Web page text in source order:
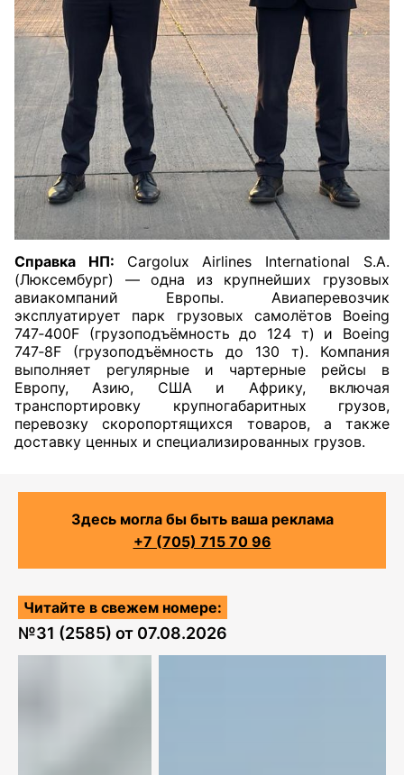
Справка НП: Cargolux Airlines International S.A.
(Люксембург) — одна из крупнейших грузовых
авиакомпаний Европы. Авиаперевозчик
эксплуатирует парк грузовых самолётов Boeing
747‑400F (грузоподъёмность до 124 т) и Boeing
747‑8F (грузоподъёмность до 130 т). Компания
выполняет регулярные и чартерные рейсы в
Европу, Азию, США и Африку, включая
транспортировку крупногабаритных грузов,
перевозку скоропортящихся товаров, а также
доставку ценных и специализированных грузов.
Здесь могла бы быть ваша реклама
+7 (705) 715 70 96
Читайте в свежем номере:
№31 (2585) от 07.08.2026